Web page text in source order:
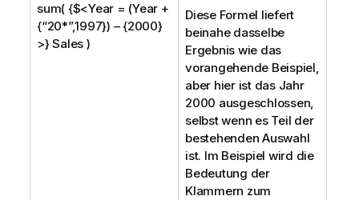
sum( {$<Year = (Year +
{“20*”,1997}) – {2000}
>} Sales )
Diese Formel liefert
beinahe dasselbe
Ergebnis wie das
vorangehende Beispiel,
aber hier ist das Jahr
2000 ausgeschlossen,
selbst wenn es Teil der
bestehenden Auswahl
ist. Im Beispiel wird die
Bedeutung der
Klammern zum